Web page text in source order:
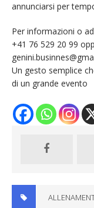
annunciarsi per
Per informazioni o
+41 76 529 20 99
Un gesto semplice
di un grande evento